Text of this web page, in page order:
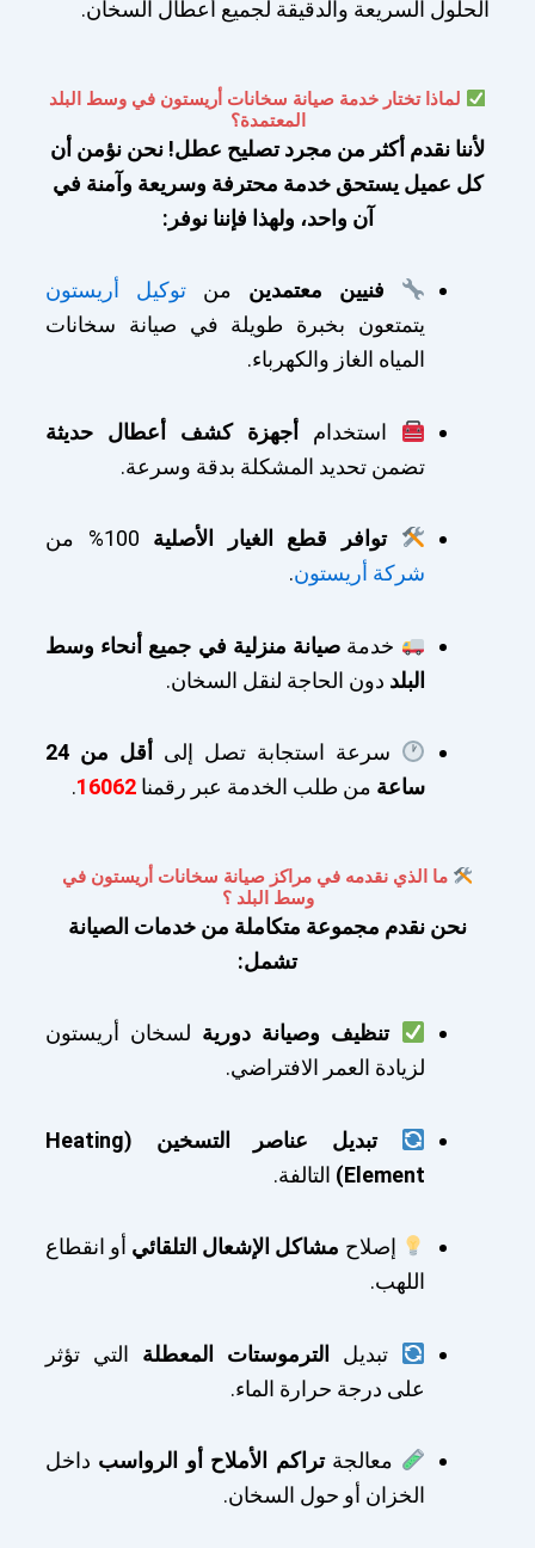
الحلول السريعة والدقيقة لجميع أعطال السخان.
لماذا تختار خدمة صيانة سخانات أريستون في وسط البلد
المعتمدة؟
لأننا نقدم أكثر من مجرد تصليح عطل! نحن نؤمن أن
كل عميل يستحق خدمة محترفة وسريعة وآمنة في
آن واحد، ولهذا فإننا نوفر:
فنيين معتمدين من توكيل أريستون
يتمتعون بخبرة طويلة في صيانة سخانات
المياه الغاز والكهرباء.
استخدامأجهزة كشف أعطال حديثة
تضمن تحديد المشكلة بدقة وسرعة.
توافر قطع الغيار الأصلية
شركة أريستون.
خدمة صيانة منزلية في جميع أنحاء وسط
البلد دون الحاجة لنقل السخان.
سرعة استجابة تصل إلى
أقل من 24
ساعة من طلب الخدمة عبر رقمنا 16062
.
ما الذي نقدمه في مراكز صيانة سخانات أريستون في
وسط البلد ؟
نحن نقدم مجموعة متكاملة من خدمات الصيانة
تشمل:
تنظيف وصيانة دورية لسخان أريستون
لزيادة العمر الافتراضي.
تبديل عناصر التسخين (Heating
Element)
التالفة.
إصلاح مشاكل الإشعال التلقائي أو انقطاع
اللهب.
تبديل الترموستات المعطلة التي تؤثر
على درجة حرارة الماء.
معالجةتراكم الأملاح أو الرواسب داخل
الخزان أو حول السخان.